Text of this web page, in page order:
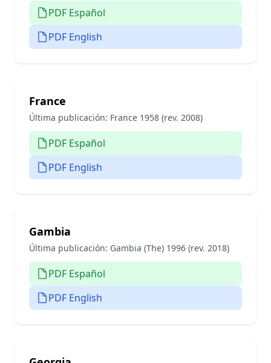
PDF Español
PDF English
France
Última publicación: France 1958 (rev. 2008)
PDF Español
PDF English
Gambia
Última publicación: Gambia (The) 1996 (rev. 2018)
PDF Español
PDF English